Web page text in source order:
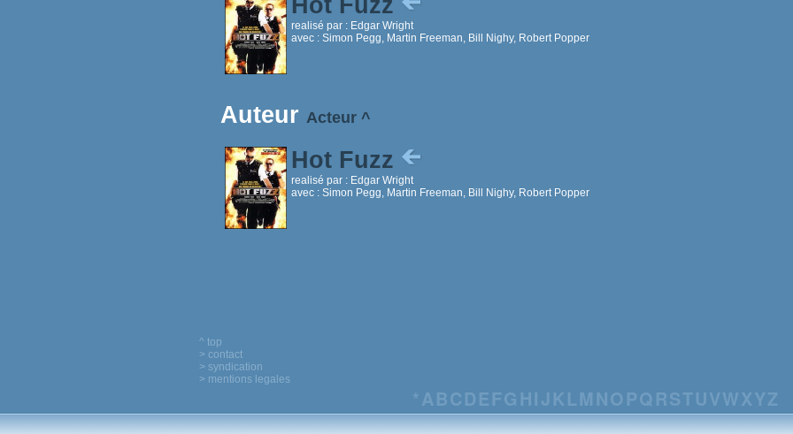
realisé par : Edgar Wright
avec : Simon Pegg, Martin Freeman, Bill Nighy, Robert Popper
Auteur Acteur ^
Hot Fuzz
realisé par : Edgar Wright
avec : Simon Pegg, Martin Freeman, Bill Nighy, Robert Popper
^ top
> contact
> syndication
> mentions legales
*ABCDEFG HIJ KLM NO PQRSTUVWXYZ